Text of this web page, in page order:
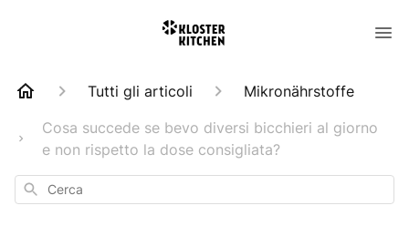
Tutti gli articoli
Mikronährstoffe
Cosa succede se bevo diversi bicchieri al giorno
e non rispetto la dose consigliata?
Cerca